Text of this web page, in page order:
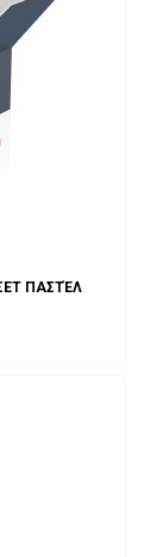
ΠΑΣΤΈΛ